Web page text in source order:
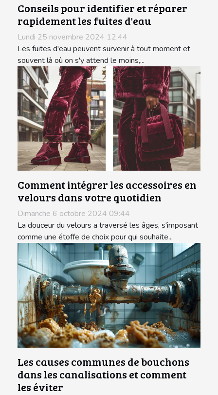
Conseils pour identifier et réparer
rapidement les fuites d'eau
Lundi 25 novembre 2024 12:44
Les fuites d'eau peuvent survenir à tout moment et
souvent là où on s'y attend le moins,...
Comment intégrer les accessoires en
velours dans votre quotidien
Dimanche 6 octobre 2024 09:44
La douceur du velours a traversé les âges, s'imposant
comme une étoffe de choix pour qui souhaite...
Les causes communes de bouchons
dans les canalisations et comment
les éviter